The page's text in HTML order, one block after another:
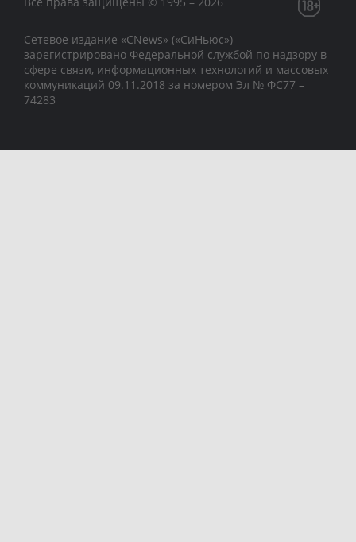
Сетевое издание «CNews» («СиНьюс»)
зарегистрировано Федеральной службой по надзору в
сфере связи, информационных технологий и массовых
коммуникаций 09.11.2018 за номером Эл № ФС77 –
74283